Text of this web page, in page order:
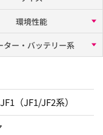
環境性能
ター・バッテリー系
（JF1/JF2系）